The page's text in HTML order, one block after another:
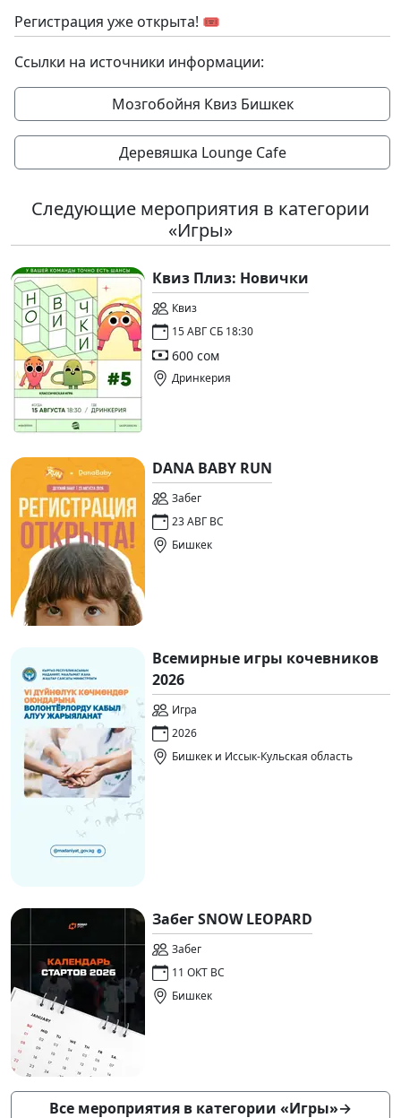
Регистрация уже открыта! 🎟
Ссылки на источники информации:
Мозгобойня Квиз Бишкек
Деревяшка Lounge Cafe
Следующие мероприятия в категории
«Игры»
Квиз Плиз: Новички
Квиз
15 АВГ СБ 18:30
600 сом
Дринкерия
DANA BABY RUN
Забег
23 АВГ ВС
Бишкек
Всемирные игры кочевников
2026
Игра
2026
Бишкек и Иссык-Кульская область
Забег SNOW LEOPARD
Забег
11 ОКТ ВС
Бишкек
Все мероприятия в категории «Игры»→